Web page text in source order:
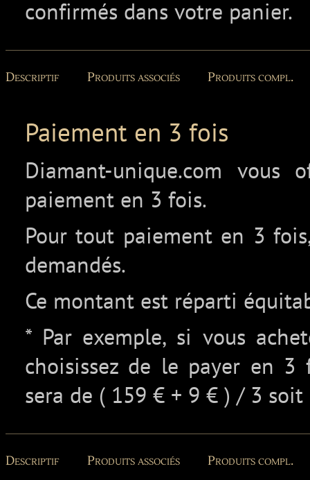
confirmés dans votre panier.
Descriptif Produits associés Produits compl.
Paiement en 3 fois
Diamant-unique.com vous
paiement en 3 fois.
Pour tout paiement en 3
demandés.
Ce montant est réparti
* Par exemple, si vous
choisissez de le payer en
sera de ( 159 € + 9 € ) / 3 soit
Descriptif Produits associés Produits compl.